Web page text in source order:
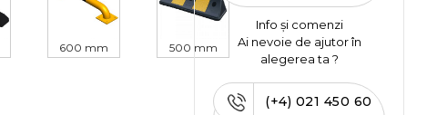
600 mm 500 mm
Info și comenzi
Ai nevoie de ajutor în
alegerea ta ?
(+4) 021 450 60